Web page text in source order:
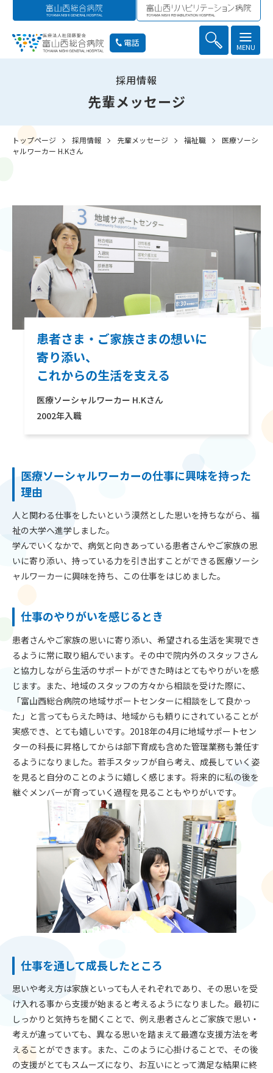
MENU
電話
採用情報
先輩メッセージ
トップページ 採用情報 先輩メッセージ 福祉職
医療ソーシ
ャルワーカー H.Kさん
患者さま・ご家族さまの想いに
寄り添い、
これからの生活を支える
医療ソーシャルワーカー H.Kさん
2002年入職
医療ソーシャルワーカーの仕事に興味を持った
理由
人と関わる仕事をしたいという漠然とした思いを持ちながら、福
祉の大学へ進学しました。
学んでいくなかで、病気と向きあっている患者さんやご家族の思
いに寄り添い、持っている力を引き出すことができる医療ソーシ
ャルワーカーに興味を持ち、この仕事をはじめました。
仕事のやりがいを感じるとき
患者さんやご家族の思いに寄り添い、希望される生活を実現でき
るように常に取り組んでいます。その中で院内外のスタッフさん
と協力しながら生活のサポートができた時はとてもやりがいを感
じます。また、地域のスタッフの方々から相談を受けた際に、
「富山西総合病院の地域サポートセンターに相談をして良かっ
た」と言ってもらえた時は、地域からも頼りにされていることが
実感でき、とても嬉しいです。2018年の4月に地域サポートセン
ターの科長に昇格してからは部下育成も含めた管理業務も兼任す
るようになりました。若手スタッフが自ら考え、成長していく姿
を見ると自分のことのように嬉しく感じます。将来的に私の後を
継ぐメンバーが育っていく過程を見ることもやりがいです。
仕事を通して成長したところ
思いや考え方は家族といっても人それぞれであり、その思いを受
け入れる事から支援が始まると考えるようになりました。最初に
しっかりと気持ちを聞くことで、例え患者さんとご家族で思い・
考えが違っていても、異なる思いを踏まえて最適な支援方法を考
えることができます。また、このように心掛けることで、その後
の支援がとてもスムーズになり、お互いにとって満足な結果に終